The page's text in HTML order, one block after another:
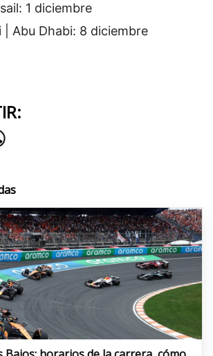
1 diciembre
| Abu Dhabi: 8 diciembre